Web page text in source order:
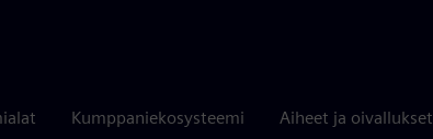
Kumppaniekosysteemi Aiheet ja oivallukset